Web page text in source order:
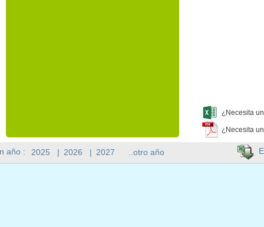
¿Necesita
¿Necesita
año : 2025 | 2026 | 2027 ..otro año